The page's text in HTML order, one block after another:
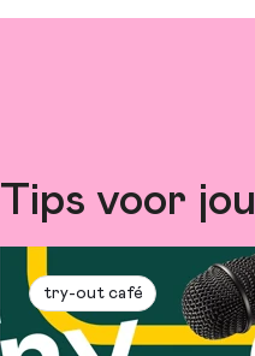
Tips voor jou
try-out café